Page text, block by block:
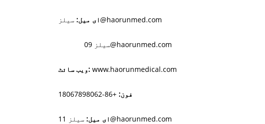
ای میل:سیلز@haorunmed.com
سیلز 09@haorunmed.com
ویب سائٹ: www.haorunmedical.com
فون: +86-18067898062
ای میل:سیلز 11@haorunmed.com